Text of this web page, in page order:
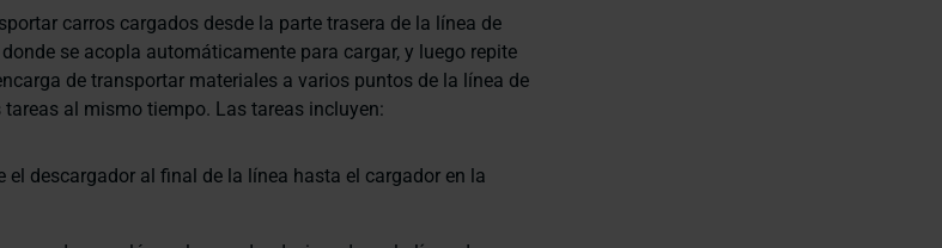
carros cargados desde la parte trasera de la línea de
se acopla automáticamente para cargar, y luego repite
de transportar materiales a varios puntos de la línea de
al mismo tiempo. Las tareas incluyen:
el descargador al final de la línea hasta el cargador en la